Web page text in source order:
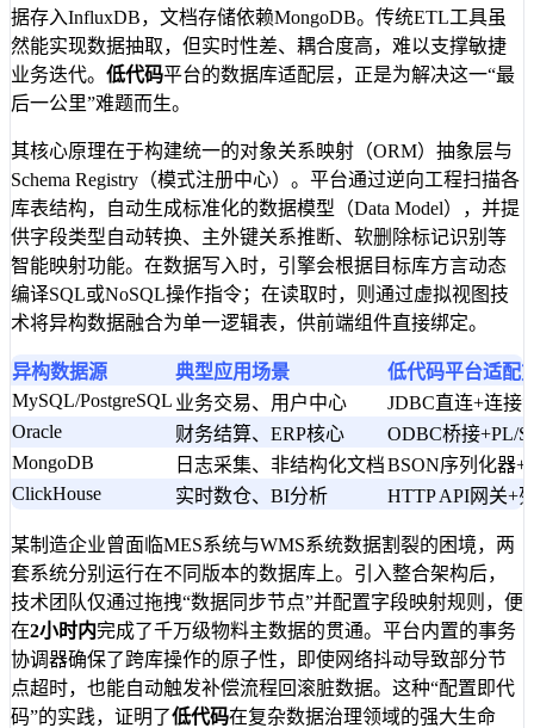
据存入InfluxDB，文档存储依赖MongoDB。传统ETL工具虽
然能实现数据抽取，但实时性差、耦合度高，难以支撑敏捷
业务迭代。 低代码平台的数据库适配层，正是为解决这一“最
后一公里”难题而生。
其核心原理在于构建统一的对象关系映射（ORM）抽象层与
Schema Registry（模式注册中心）。平台通过逆向工程扫描各
库表结构，自动生成标准化的数据模型（Data Model），并提
供字段类型自动转换、主外键关系推断、软删除标记识别等
智能映射功能。在数据写入时，引擎会根据目标库方言动态
编译SQL或NoSQL操作指令；在读取时，则通过虚拟视图技
术将异构数据融合为单一逻辑表，供前端组件直接绑定。
异构数据源 典型应用场景
低代码平台适配
MySQL/PostgreSQL 业务交易、用户中心
JDBC直连+连接
Oracle
财务结算、ERP核心
ODBC桥接+PL/
MongoDB
日志采集、非结构化文档BSON序列化器+
ClickHouse
实时数仓、BI分析 HTTP API网关+
某制造企业曾面临MES系统与WMS系统数据割裂的困境，两
套系统分别运行在不同版本的数据库上。引入整合架构后，
技术团队仅通过拖拽“数据同步节点”并配置字段映射规则，便
在2小时内完成了千万级物料主数据的贯通。平台内置的事务
协调器确保了跨库操作的原子性，即使网络抖动导致部分节
点超时，也能自动触发补偿流程回滚脏数据。这种“配置即代
码”的实践，证明了低代码在复杂数据治理领域的强大生命